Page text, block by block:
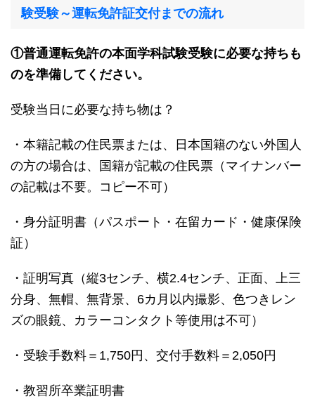
験受験～運転免許証交付までの流れ
①普通運転免許の本面学科試験受験に必要な持ちも
のを準備してください。
受験当日に必要な持ち物は？
・本籍記載の住民票または、日本国籍のない外国人
の方の場合は、国籍が記載の住民票（マイナンバー
の記載は不要。コピー不可）
・身分証明書（パスポート・在留カード・健康保険
証）
・証明写真（縦3センチ、横2.4センチ、正面、上三
分身、無帽、無背景、6カ月以内撮影、色つきレン
ズの眼鏡、カラーコンタクト等使用は不可）
・受験手数料＝1,750円、交付手数料＝2,050円
・教習所卒業証明書